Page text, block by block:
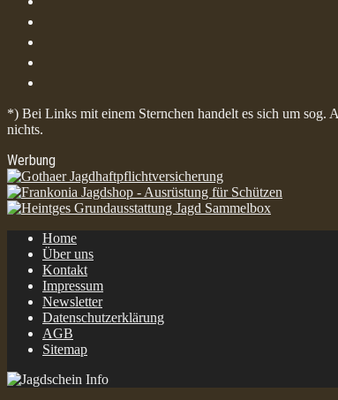
*) Bei Links mit einem Sternchen handelt es sich um
nichts.
Werbung
Home
Über uns
Kontakt
Impressum
Newsletter
Datenschutzerklärung
AGB
Sitemap